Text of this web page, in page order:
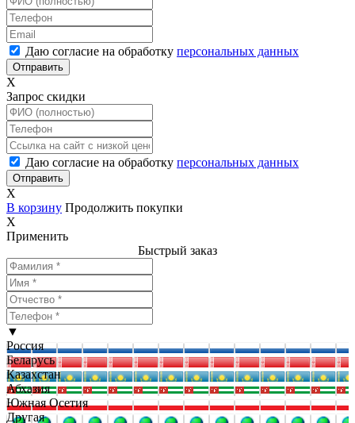
Даю согласие на обработку персональных данных
X
Запрос скидки
Даю согласие на обработку персональных данных
X
В корзину Продолжить покупки
X
Применить
Быстрый заказ
▼
Россия
Беларусь
Казахстан
Абхазия
Южная Осетия
Другая